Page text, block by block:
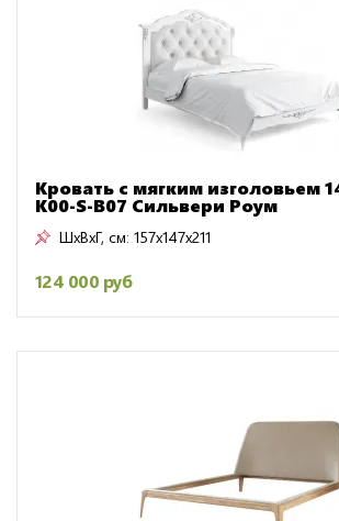
Кровать с мягким изголовьем
K00-S-B07 Сильвери Роум
ШxВxГ, см: 157x147x211
124 000 руб